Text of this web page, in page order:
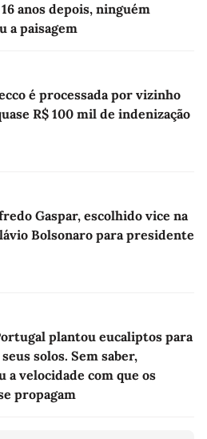
anos depois, ninguém
a paisagem
é processada por vizinho
R$ 100 mil de indenização
Gaspar, escolhido vice na
Bolsonaro para presidente
plantou eucaliptos para
solos. Sem saber,
velocidade com que os
propagam